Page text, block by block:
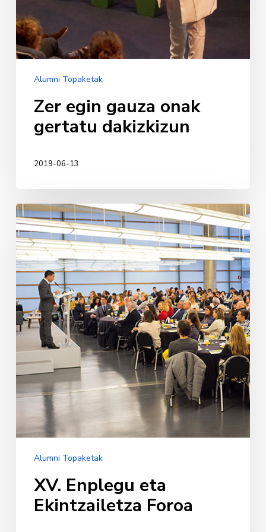
Alumni Topaketak
Zer egin gauza onak
gertatu dakizkizun
2019-06-13
XV.
Enplegu
eta
Ekintzailetza
Foroa
Alumni Topaketak
XV. Enplegu eta
Ekintzailetza Foroa